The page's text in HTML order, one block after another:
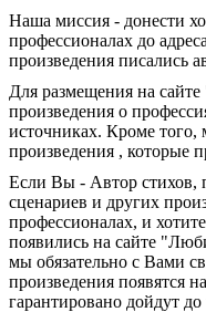
Наша миссия - донести
профессионалах до
произведения писались
Для размещения на
произведения о
источниках. Кроме того,
произведения , которые
Если Вы - Автор стихов,
сценариев и других
профессионалах, и
появились на сайте
мы обязательно с Вами
произведения появятся
гарантировано дойдут